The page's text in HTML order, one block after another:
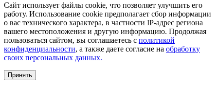
Сайт использует файлы cookie, что позволяет улучшить его
работу. Использование cookie предполагает сбор информации
о вас технического характера, в частности IP-адрес региона
вашего местоположения и другую информацию. Продолжая
пользоваться сайтом, вы соглашаетесь с политикой
конфиденциальности, а также даете согласие на обработку
своих персональных данных.
Принять